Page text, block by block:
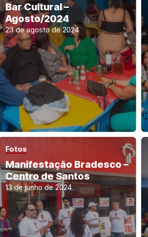
Bar Cultural –
Agosto/2024
23 de agosto de 2024
Fotos
Manifestação Bradesco –
Centro de Santos
13 de junho de 2024